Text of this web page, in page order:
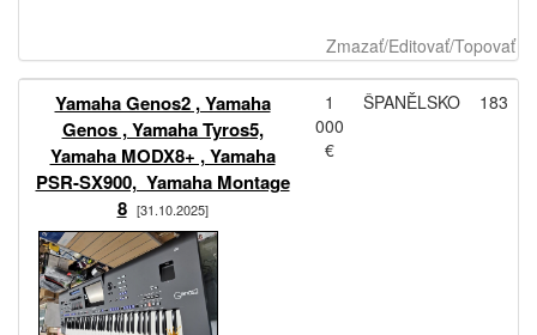
Zmazať/Editovať/Topovať
Yamaha Genos2 , Yamaha
Genos , Yamaha Tyros5,
Yamaha MODX8+ , Yamaha
PSR-SX900, Yamaha Montage
8 [31.10.2025]
1
000
€
ŠPANĚLSKO 183